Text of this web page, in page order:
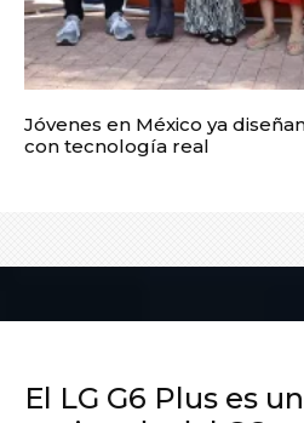
Jóvenes en México ya
con tecnología real
El LG G6 Plus es